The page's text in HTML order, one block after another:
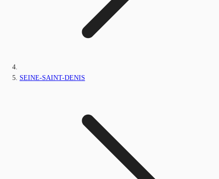
SEINE-SAINT-DENIS